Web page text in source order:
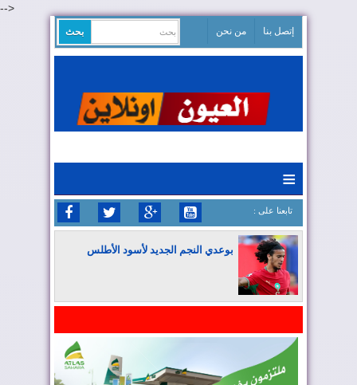
-->
إتصل بنا من نحن
≡
: تابعنا على
بوعدي النجم الجديد لأسود الأطلس